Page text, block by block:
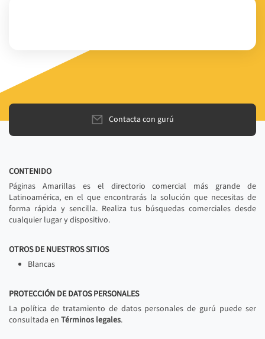
Contacta con gurú
CONTENIDO
Páginas Amarillas es el directorio comercial más grande de
Latinoamérica, en el que encontrarás la solución que necesitas de
forma rápida y sencilla. Realiza tus búsquedas comerciales desde
cualquier lugar y dispositivo.
OTROS DE NUESTROS SITIOS
Blancas
PROTECCIÓN DE DATOS PERSONALES
La política de tratamiento de datos personales de gurú puede ser
consultada en Términos legales.